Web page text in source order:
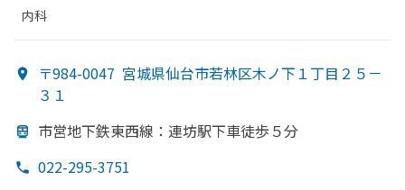
内科
〒984-0047 宮城県仙台市若林区木ノ下１丁目２５－
３１
市営地下鉄東西線：連坊駅下車徒歩５分
022-295-3751